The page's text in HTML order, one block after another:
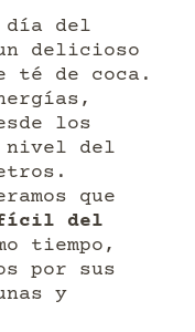
día del
delicioso
té de coca.
los
nivel del
que
del
tiempo,
por sus
y